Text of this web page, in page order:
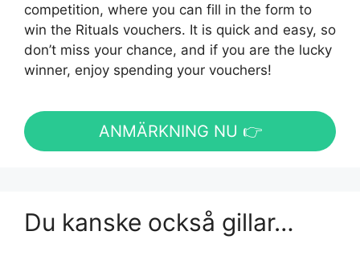
competition, where you can fill in the form to
win the Rituals vouchers. It is quick and easy, so
don’t miss your chance, and if you are the lucky
winner, enjoy spending your vouchers!
ANMÄRKNING NU 👉
Du kanske också gillar…